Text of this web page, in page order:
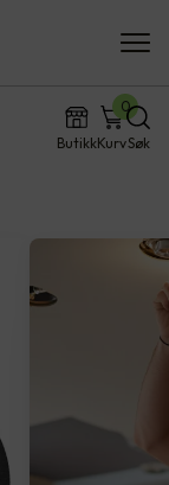
ButikkKurv
0
Søk